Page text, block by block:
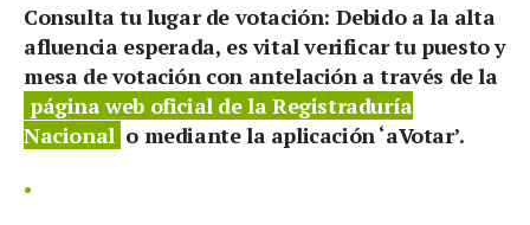
Consulta tu lugar de votación: Debido a la alta
afluencia esperada, es vital verificar tu puesto y
mesa de votación con antelación a través de la
página web oficial de la Registraduría
Nacional o mediante la aplicación ‘aVotar’.